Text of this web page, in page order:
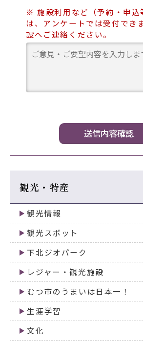
※ 施設利用など（予約・申込
は、アンケートでは受付でき
設へご連絡ください。
観光・特産
観光情報
観光スポット
下北ジオパーク
レジャー・観光施設
むつ市のうまいは日本一！
生涯学習
文化